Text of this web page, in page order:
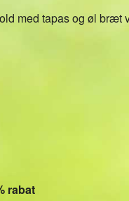
med tapas og øl
rabat